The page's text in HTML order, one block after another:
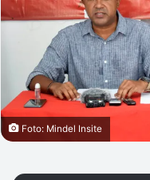
Foto: Mindel Insite